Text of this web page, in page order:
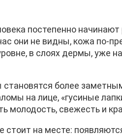
постепенно
они не видны, кожа по-
в слоях дермы, уже
становятся более
на лице, «гусиные
молодость, свежесть и
стоит на месте: